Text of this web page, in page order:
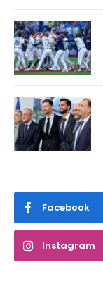
Facebook
Instagram